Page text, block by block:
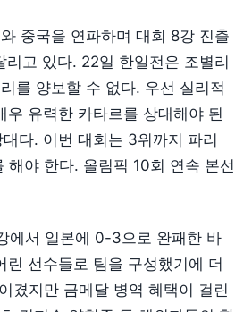
중국을 연파하며 대회 8강 진출
고 있다. 22일 한일전은 조별리
를 양보할 수 없다. 우선 실리적
유력한 카타르를 상대해야 된
다. 이번 대회는 3위까지 파리
야 한다. 올림픽 10회 연속 본선
에서 일본에 0-3으로 완패한 바
선수들로 팀을 구성했기에 더
겼지만 금메달 병역 혜택이 걸린